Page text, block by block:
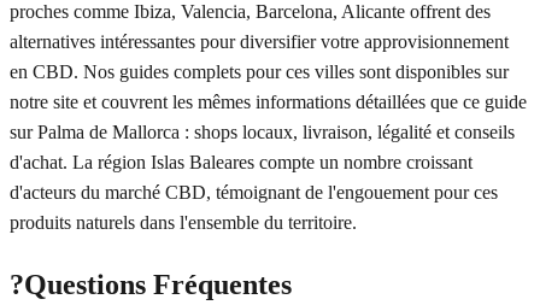
proches comme Ibiza, Valencia, Barcelona, Alicante offrent des
alternatives intéressantes pour diversifier votre approvisionnement
en CBD. Nos guides complets pour ces villes sont disponibles sur
notre site et couvrent les mêmes informations détaillées que ce guide
sur Palma de Mallorca : shops locaux, livraison, légalité et conseils
d'achat. La région Islas Baleares compte un nombre croissant
d'acteurs du marché CBD, témoignant de l'engouement pour ces
produits naturels dans l'ensemble du territoire.
?Questions Fréquentes